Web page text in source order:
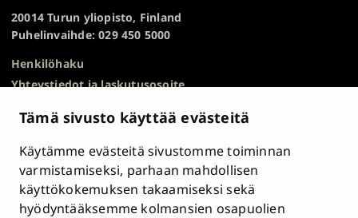
Tämä sivusto käyttää evästeitä
Käytämme evästeitä sivustomme toiminnan
varmistamiseksi, parhaan mahdollisen
käyttökokemuksen takaamiseksi sekä
hyödyntääksemme kolmansien osapuolien
20014 Turun yliopisto, Finland
Puhelinvaihde: 029 450 5000
Henkilöhaku
Yhteystiedot ja laskutusosoite
HR Excellence in Research
Tietosuojailmoitus
Asiakirjajulkisuuskuvaus ja tietopyynnöt
Väärinkäytösepäilyt
Saavutettavuusseloste